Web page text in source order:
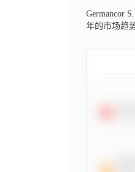
Germancor
年的市场趋